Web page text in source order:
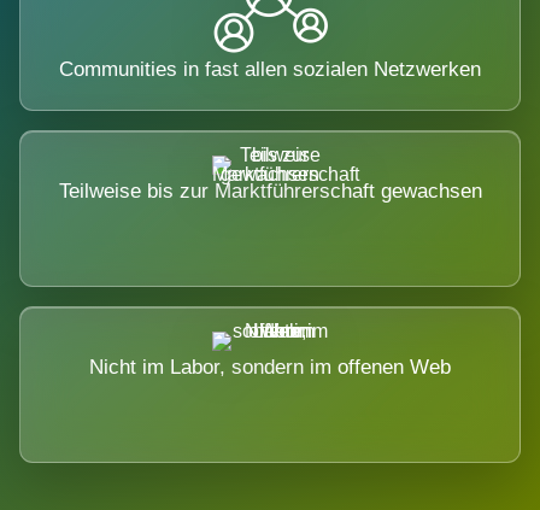
Communities in fast allen sozialen Netzwerken
Teilweise bis zur Marktführerschaft gewachsen
Nicht im Labor, sondern im offenen Web